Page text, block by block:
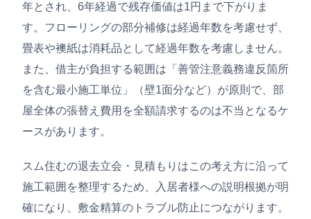
年とされ、6年経過で残存価値は1円まで下がりま
す。フローリングの部分補修は経過年数を考慮せず、
畳表や襖紙は消耗品として経過年数を考慮しません。
また、借主が負担する範囲は「善管注意義務違反箇所
を含む最小施工単位」（壁1面分など）が原則で、部
屋全体の張替え費用を全額請求するのは不当となるケ
ースがあります。
スム住むの退去立会・見積もりはこの考え方に沿って
施工範囲を整理するため、入居者様への説明根拠が明
確になり、敷金精算のトラブル防止につながります。